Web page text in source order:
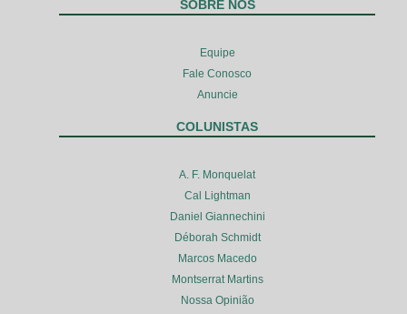
SOBRE NÓS
Equipe
Fale Conosco
Anuncie
COLUNISTAS
A. F. Monquelat
Cal Lightman
Daniel Giannechini
Déborah Schmidt
Marcos Macedo
Montserrat Martins
Nossa Opinião